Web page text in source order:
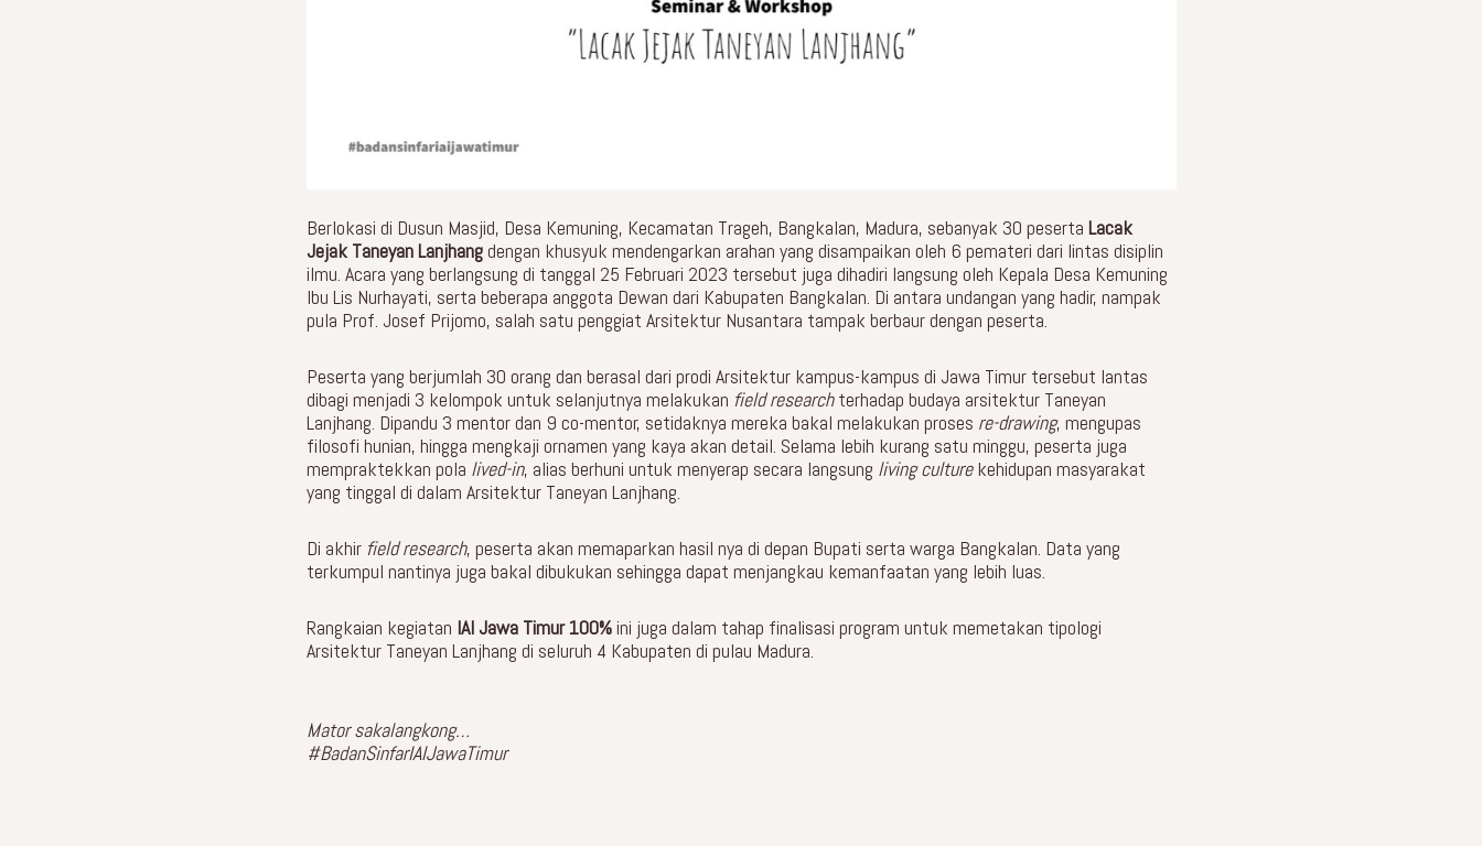
Berlokasi di Dusun Masjid, Desa Kemuning, Kecamatan Trageh, Bangkalan, Madura, sebanyak 30 peserta Lacak
Jejak Taneyan Lanjhangdengan khusyuk mendengarkan arahan yang disampaikan oleh 6 pemateri dari lintas disiplin
ilmu. Acara yang berlangsung di tanggal 25 Februari 2023 tersebut juga dihadiri langsung oleh Kepala Desa Kemuning
Ibu Lis Nurhayati, serta beberapa anggota Dewan dari Kabupaten Bangkalan. Di antara undangan yang hadir, nampak
pula Prof. Josef Prijomo, salah satu penggiat Arsitektur Nusantara tampak berbaur dengan peserta.
Peserta yang berjumlah 30 orang dan berasal dari prodi Arsitektur kampus-kampus di Jawa Timur tersebut lantas
dibagi menjadi 3 kelompok untuk selanjutnya melakukan field researchterhadap budaya arsitektur Taneyan
Lanjhang. Dipandu 3 mentor dan 9 co-mentor, setidaknya mereka bakal melakukan proses re-drawing, mengupas
filosofi hunian, hingga mengkaji ornamen yang kaya akan detail. Selama lebih kurang satu minggu, peserta juga
mempraktekkan pola lived-in, alias berhuni untuk menyerap secara langsung living culturekehidupan masyarakat
yang tinggal di dalam Arsitektur Taneyan Lanjhang.
Di akhir field research, peserta akan memaparkan hasil nya di depan Bupati serta warga Bangkalan. Data yang
terkumpul nantinya juga bakal dibukukan sehingga dapat menjangkau kemanfaatan yang lebih luas.
Rangkaian kegiatan IAI Jawa Timur 100%ini juga dalam tahap finalisasi program untuk memetakan tipologi
Arsitektur Taneyan Lanjhang di seluruh 4 Kabupaten di pulau Madura.
Mator sakalangkong…
#BadanSinfarIAIJawaTimur